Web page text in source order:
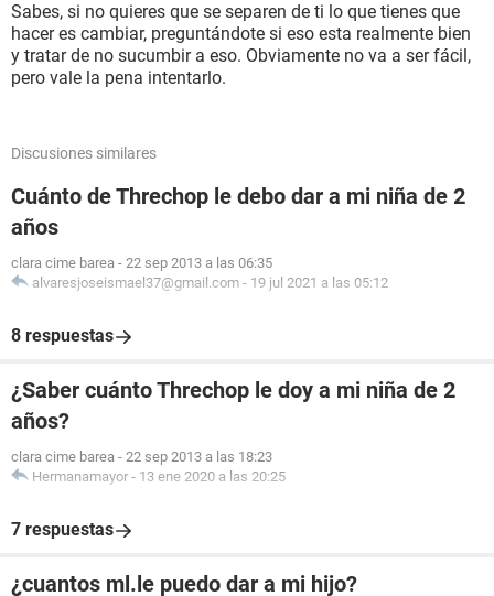
Sabes, si no quieres que se separen de ti lo que tienes que
hacer es cambiar, preguntándote si eso esta realmente bien
y tratar de no sucumbir a eso. Obviamente no va a ser fácil,
pero vale la pena intentarlo.
Discusiones similares
Cuánto de Threchop le debo dar a mi niña de 2
años
clara cime barea - 22 sep 2013 a las 06:35
alvaresjoseismael37@gmail.com - 19 jul 2021 a las 05:12
8 respuestas
¿Saber cuánto Threchop le doy a mi niña de 2
años?
clara cime barea - 22 sep 2013 a las 18:23
Hermanamayor - 13 ene 2020 a las 20:25
7 respuestas
¿cuantos ml.le puedo dar a mi hijo?